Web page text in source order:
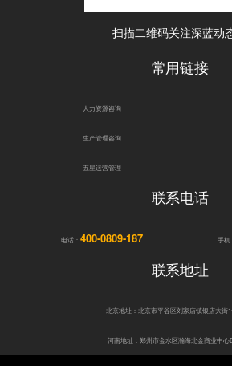
扫描二维码关注深蓝动
常用链接
人力资源咨询
生产管理咨询
五星运营管理
联系电话
电话： 400-0809-187 手机
联系地址
北京地址：北京市平谷区刘家店镇银店大街1
河南地址：郑州市金水区瀚海北金商业中心